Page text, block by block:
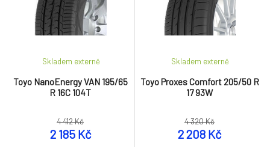
Toyo NanoEnergy VAN 195/65
R 16C 104T
Skladem externě
4 412 Kč
2 185 Kč
Toyo Proxes Comfort 205/50 R
17 93W
Skladem externě
4 320 Kč
2 208 Kč